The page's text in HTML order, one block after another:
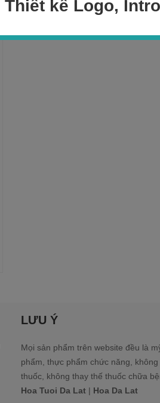
LƯU Ý
Mọi sản phẩm trên website đều là
phẩm, thực phẩm chức năng, không
thuốc, không thay thế thuốc chữa
Hoa Tuoi Da Lat | Hoa Da Lat
Thiết kế Logo,